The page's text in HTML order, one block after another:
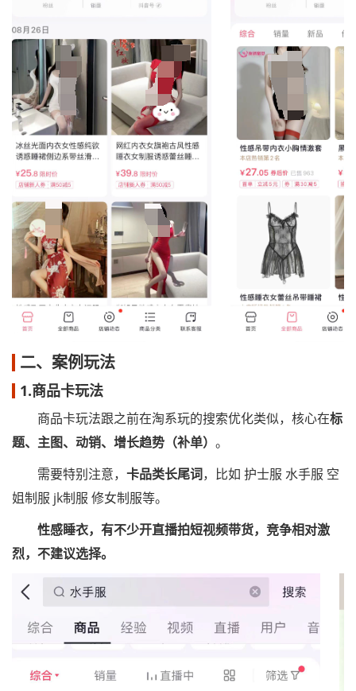
二、案例玩法
1.商品卡玩法
商品卡玩法跟之前在淘系玩的搜索优化类似，核心在标
题、主图、动销、增长趋势（补单） 。
需要特别注意， 卡品类长尾词，比如 护士服 水手服 空
姐制服 jk制服 修女制服等。
性感睡衣，有不少开直播拍短视频带货，竞争相对激
烈，不建议选择。